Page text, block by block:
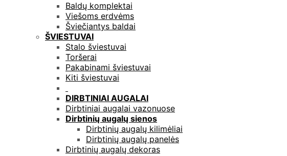
Baldų komplektai
Viešoms erdvėms
Šviečiantys baldai
ŠVIESTUVAI
Stalo šviestuvai
Toršerai
Pakabinami šviestuvai
Kiti šviestuvai
DIRBTINIAI AUGALAI
Dirbtiniai augalai vazonuose
Dirbtinių augalų sienos
Dirbtinių augalų kilimėliai
Dirbtinių augalų panelės
Dirbtinių augalų dekoras